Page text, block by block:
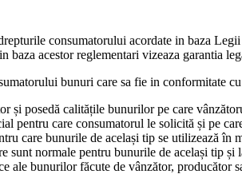
consumatorului acordate in baza
acestor reglementari vizeaza garantia
bunuri care sa fie in conformitate
și posedă calitățile bunurilor pe care
pentru care consumatorul le solicită și pe
care bunurile de același tip se utilizează în
sunt normale pentru bunurile de același tip
ale bunurilor făcute de vânzător, producător